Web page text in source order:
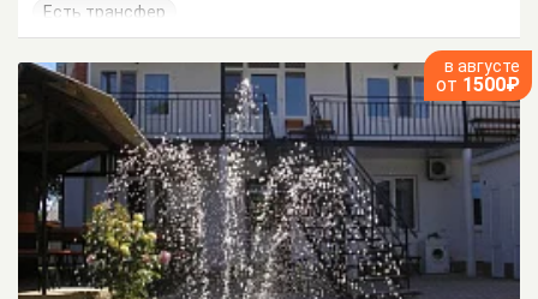
Есть трансфер
в августе
от 1500₽